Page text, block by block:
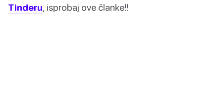
Tinderu, isprobaj ove članke!!